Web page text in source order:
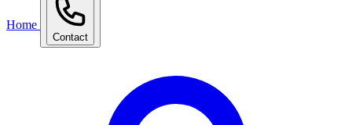
Home
Contact